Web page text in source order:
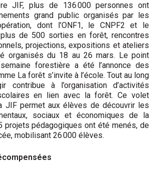
JIF, plus de 136 000 personnes ont
grand public organisés par les
dont l’ONF1, le CNPF2 et le
de 500 sorties en forêt, rencontres
projections, expositions et ateliers
organisés du 18 au 26 mars. Le point
forestière a été l’annonce des
La forêt s’invite à l’école. Tout au long
contribue à l’organisation d’activités
en lien avec la forêt. Ce volet
JIF permet aux élèves de découvrir les
sociaux et économiques de la
projets pédagogiques ont été menés, de
mobilisant 26 000 élèves.